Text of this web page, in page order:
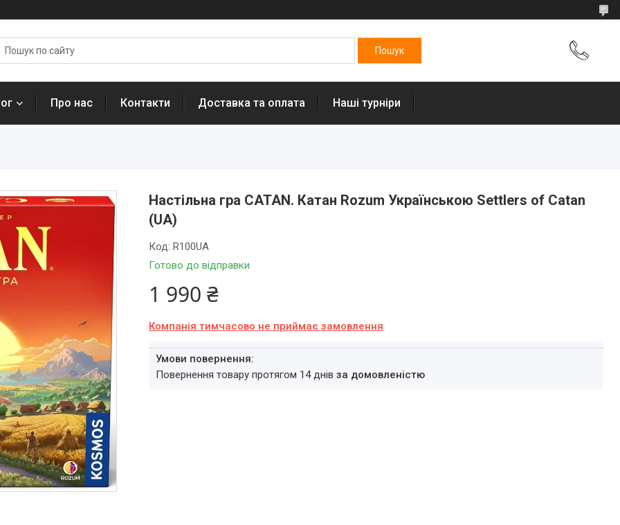
Про нас Контакти Доставка та оплата Наші турніри
Настільна гра CATAN. Катан Rozum Українською Settlers of Catan
(UA)
Готово до відправки
Код: R100UA
1 990 ₴
Компанія тимчасово не приймає замовлення
повернення товару протягом 14 днів за домовленістю